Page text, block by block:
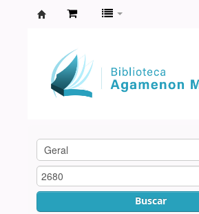
Agamenon
Magalhães
Buscar